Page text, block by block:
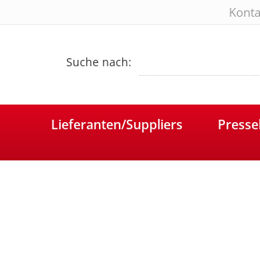
Suche nach:
Lieferanten/Suppliers